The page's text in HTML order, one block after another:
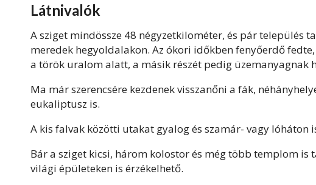
Látnivalók
A sziget mindössze 48 négyzetkilométer, és pár település
meredek hegyoldalakon. Az ókori időkben fenyőerdő
a török uralom alatt, a másik részét pedig üzemanyagnak
Ma már szerencsére kezdenek visszanőni a fák,
eukaliptusz is.
A kis falvak közötti utakat gyalog és szamár- vagy lóháton
Bár a sziget kicsi, három kolostor és még több templom
világi épületeken is érzékelhető.